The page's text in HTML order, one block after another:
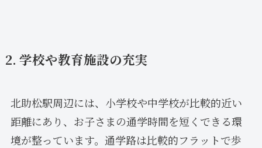
2. 学校や教育施設の充実
北助松駅周辺には、小学校や中学校が比較的近い
距離にあり、お子さまの通学時間を短くできる環
境が整っています。通学路は比較的フラットで歩